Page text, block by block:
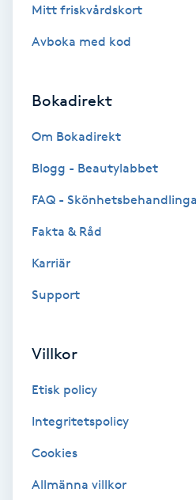
Skönhet
Sockring
Spa-manikyr
Spa-pedikyr
Spraytan
Stylist
Svensk massage
Mitt friskvårdskort
Avboka med kod
Bokadirekt
Om Bokadirekt
Blogg - Beautylabbet
FAQ -
Fakta & Råd
Karriär
Support
Villkor
Etisk policy
Integritetspolicy
Cookies
Allmänna villkor